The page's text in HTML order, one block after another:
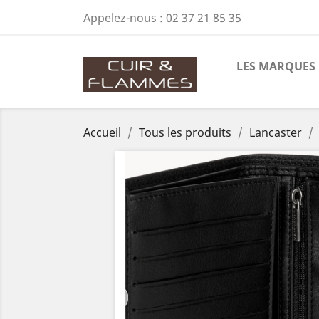
Appelez-nous : 02 37 21 85 35
LES MARQUES
Accueil Tous les produits Lancaster